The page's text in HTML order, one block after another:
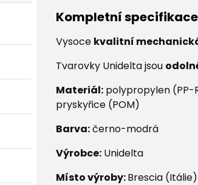
Kompletní specifikace
Vysoce kvalitní
Tvarovky Unidelta jsou
Materiál:polypropylen (PP-
pryskyřice (POM)
Barva:černo-modrá
Výrobce:Unidelta
Místo výroby:Brescia (Itálie)